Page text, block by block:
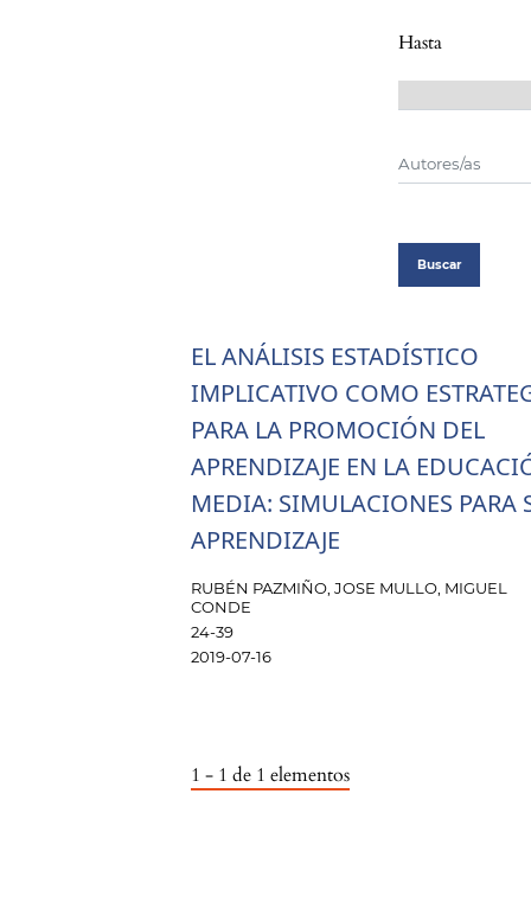
Hasta
Buscar
EL ANÁLISIS ESTADÍSTICO
IMPLICATIVO COMO
PARA LA PROMOCIÓN DEL
APRENDIZAJE EN LA
MEDIA: SIMULACIONES PARA
APRENDIZAJE
RUBÉN PAZMIÑO, JOSE MULLO, MIGUEL
CONDE
24-39
2019-07-16
1 - 1 de 1 elementos